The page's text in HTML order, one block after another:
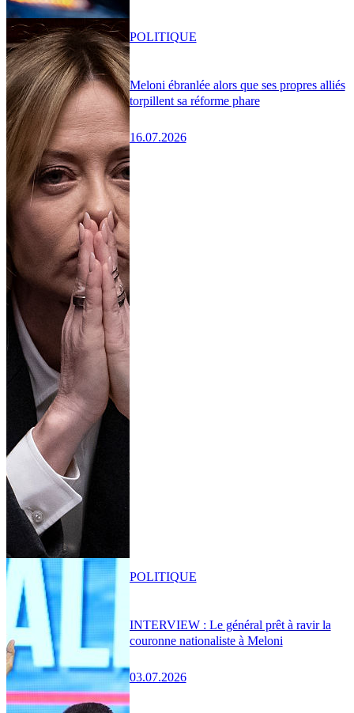
Meloni ébranlée alors que ses propres alliés
torpillent sa réforme phare
16.07.2026
POLITIQUE
INTERVIEW : Le général prêt à ravir la
couronne nationaliste à Meloni
03.07.2026
POLITIQUE